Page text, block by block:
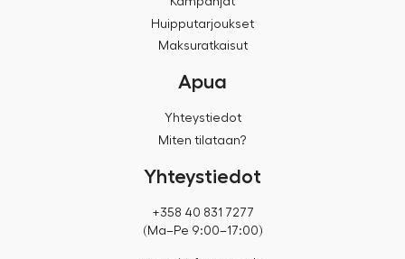
Huipputarjoukset
Maksuratkaisut
Apua
Yhteystiedot
Miten tilataan?
Yhteystiedot
+358 40 831 7277
(Ma–Pe 9:00–17:00)